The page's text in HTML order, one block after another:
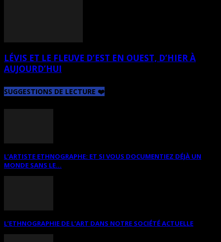
LÉVIS ET LE FLEUVE D’EST EN OUEST, D’HIER À
AUJOURD’HUI
SUGGESTIONS DE LECTURE ❤️
L’ARTISTE ETHNOGRAPHE: ET SI VOUS DOCUMENTIEZ DÉJÀ UN
MONDE SANS LE...
L’ETHNOGRAPHIE DE L’ART DANS NOTRE SOCIÉTÉ ACTUELLE